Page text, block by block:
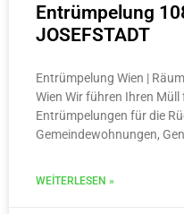
Entrümpelung
JOSEFSTADT
Entrümpelung Wien |
Wien Wir führen Ihren Müll
Entrümpelungen für die
Gemeindewohnungen,
WEITERLESEN »